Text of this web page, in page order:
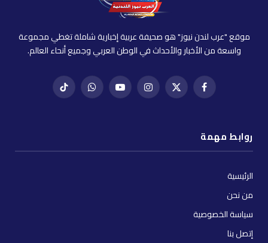
موقع "عرب لندن نيوز" هو صحيفة عربية إخبارية شاملة تغطي مجموعة
واسعة من الأخبار والأحداث في الوطن العربي وجميع أنحاء العالم.
فيسبوكX
إنستغراميوتيوب واتساب تيك
روابط مهمة
الرئيسية
من نحن
سياسة الخصوصية
إتصل بنا